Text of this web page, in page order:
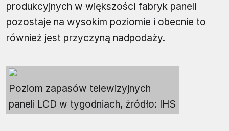
produkcyjnych w większości fabryk paneli
pozostaje na wysokim poziomie i obecnie to
również jest przyczyną nadpodaży.
Poziom zapasów telewizyjnych
paneli LCD w tygodniach, źródło: IHS